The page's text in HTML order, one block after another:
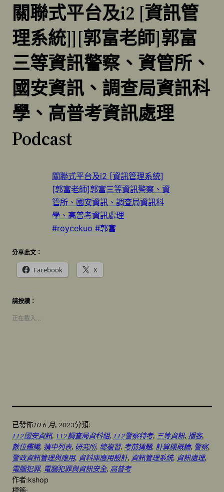
關聯式平台及i2 [資訊管
理系統]][郭富老師]郭富
三等資訊警察、資管所、
國安資訊、調查局資訊科
學、高普考資訊處理
Podcast
關聯式平台及i2 [資訊管理系統]
[郭富老師]郭富三等資訊警察、資
管所、國安資訊、調查局資訊科
學、高普考資訊處理
#roycekuo #郭富
分享此文：
Facebook X
請按讚：
正在載入…
已發佈10 6 月, 2023分類:
112國安資訊, 112調查局資科組, 112警察特考, 三等資訊, 播客
數位鑑識, 猜中列表, 研究所, 總複習, 考前猜題, 計算機概論, 警察
警政資訊管理與應用, 資料庫應用設計, 資訊管理系統, 資訊處理
電腦犯罪, 電腦犯罪與資訊安全, 高普考
作者:kshop